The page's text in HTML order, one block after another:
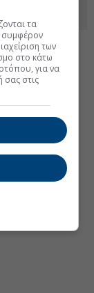
τα
συμφέρον
των
στο κάτω
για να
σας στις